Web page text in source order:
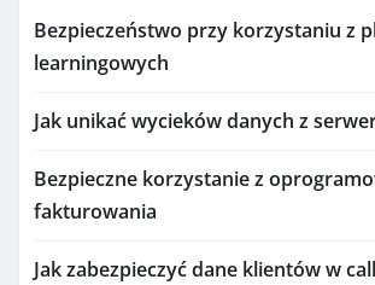
Bezpieczeństwo przy korzystaniu z
learningowych
Jak unikać wycieków danych z
Bezpieczne korzystanie z
fakturowania
Jak zabezpieczyć dane klientów w